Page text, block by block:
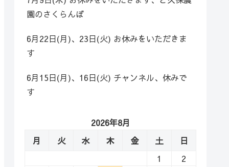
園のさくらんぼ
6月22日(月)、23日(火) お休みをいただきま
す
6月15日(月)、16日(火) チャンネル、休みで
す
2026年8月
月
火 水 木 金 土
日
1
2